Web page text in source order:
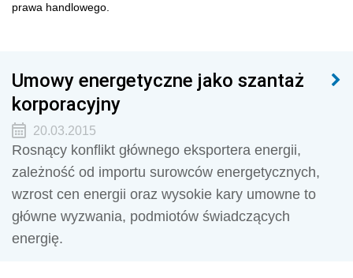
prawa handlowego.
Umowy energetyczne jako szantaż
korporacyjny
20.03.2015
Rosnący konflikt głównego eksportera energii,
zależność od importu surowców energetycznych,
wzrost cen energii oraz wysokie kary umowne to
główne wyzwania, podmiotów świadczących
energię.